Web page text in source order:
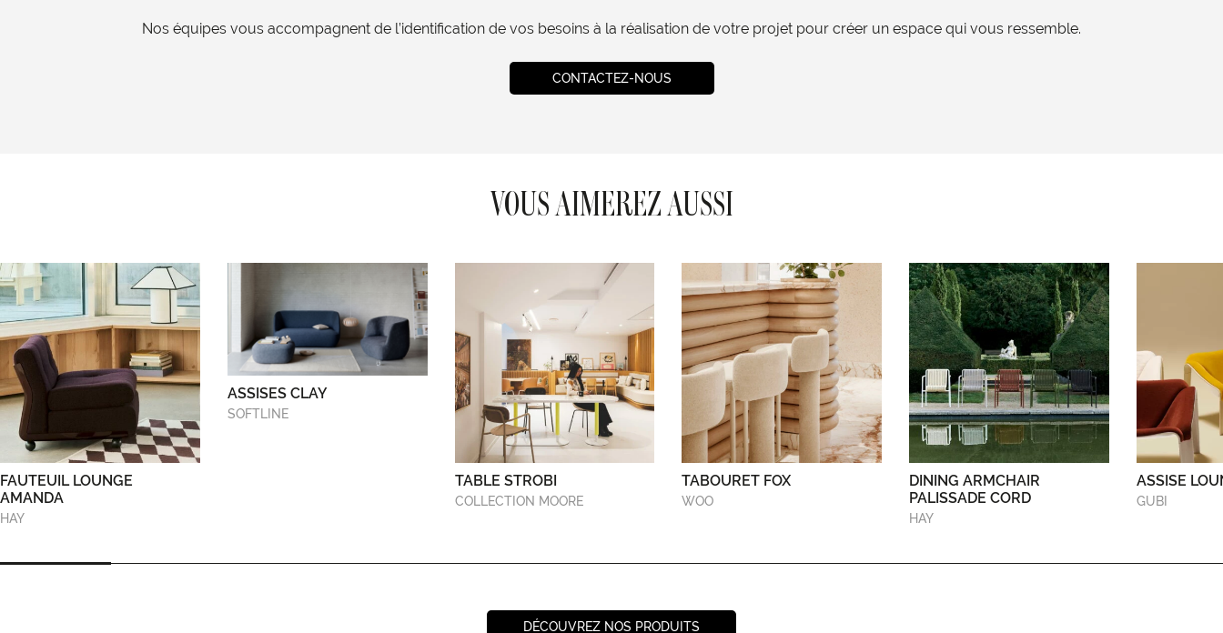
Nos équipes vous accompagnent de l’identification de vos besoins à la réalisation de votre projet pour créer un espace qui vous ressemble.
CONTACTEZ-NOUS
VOUS AIMEREZ AUSSI
FAUTEUIL LOUNGE
AMANDA
HAY
ASSISES CLAY
SOFTLINE
TABLE STROBI
COLLECTION MOORE
TABOURET FOX
WOO
DINING ARMCHAIR
PALISSADE CORD
HAY
ASSISE
GUBI
DÉCOUVREZ NOS PRODUITS